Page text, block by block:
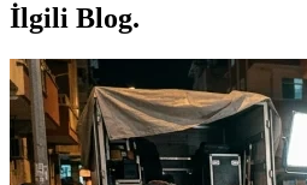
İlgili Blog.